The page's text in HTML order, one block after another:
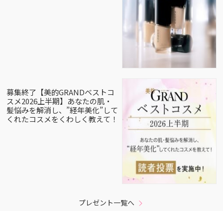
募集終了【美的GRANDベストコ
スメ2026上半期】あなたの肌・
髪悩みを解消し、”経年美化”して
くれたコスメをくわしく教えて！
プレゼント一覧へ